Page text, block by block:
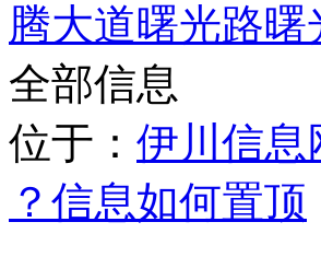
腾大道曙光路曙
全部信息
位于： 伊川信息
？信息如何置顶